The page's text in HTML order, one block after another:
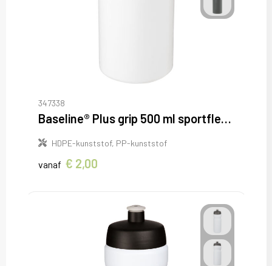
347338
Baseline® Plus grip 500 ml sportfles met flipcapdeksel
HDPE-kunststof, PP-kunststof
vanaf € 2,00